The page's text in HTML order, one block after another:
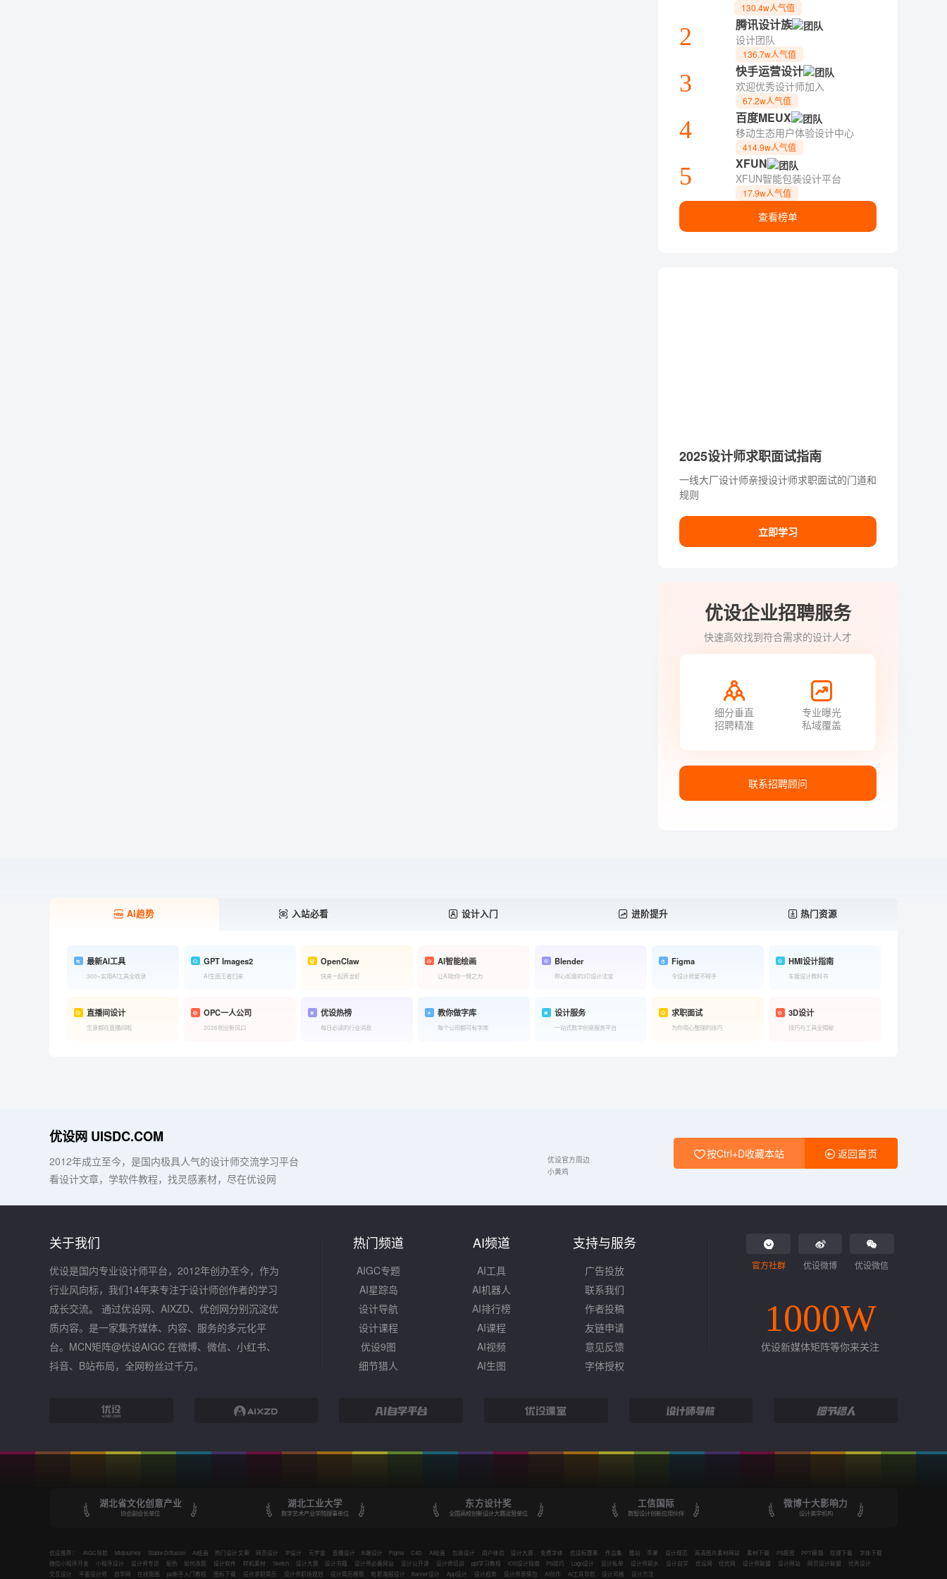
130.4w人气值
2 腾讯设计族
设计团队
136.7w人气值
3 快手运营设计
欢迎优秀设计师加入
67.2w人气值
4 百度MEUX
移动生态用户体验设计中心
414.9w人气值
5 XFUN
XFUN智能包装设计平台
17.9w人气值
查看榜单
2025设计师求职面试指南
一线大厂设计师亲授设计师求职面试的门道和
规则
立即学习
优设企业招聘服务
快速高效找到符合需求的设计人才
细分垂直
招聘精准
专业曝光
私域覆盖
联系招聘顾问
AI趋势 入站必看 设计入门 进阶提升 热门资源
最新AI工具
300+实用AI工具全收录
GPT Images2
AI生图王者归来
OpenClaw
快来一起养龙虾
AI智能绘画
让AI助你一臂之力
Blender
称心如意的3D设计法宝
Figma
令设计师爱不释手
HMI设计指南
车载设计教科书
直播间设计
生意都在直播间啦
OPC一人公司
2026创业新风口
优设热榜
每日必读的行业消息
教你做字库
每个公司都可有字库
设计服务
一站式数字创意服务平台
求职面试
为你用心整理的技巧
3D设计
技巧与工具全揭秘
优设网 UISDC.COM
2012年成立至今，是国内极具人气的设计师交流学习平台
看设计文章，学软件教程，找灵感素材，尽在优设网
按Ctrl+D收藏本站 返回首页
优设官方周边
小黄鸡
关于我们
优设是国内专业设计师平台，2012年创办至今，作为
行业风向标，我们14年来专注于设计师创作者的学习
成长交流。 通过优设网、AIXZD、优创网分别沉淀优
质内容。是一家集齐媒体、内容、服务的多元化平
台。MCN矩阵@优设AIGC 在微博、微信、小红书、
抖音、B站布局，全网粉丝过千万。
热门频道
AIGC专题
AI星踪岛
设计导航
设计课程
优设9图
细节猎人
AI频道
AI工具
AI机器人
AI排行榜
AI课程
AI视频
AI生图
支持与服务
广告投放
联系我们
作者投稿
友链申请
意见反馈
字体授权
官方社群 优设微博 优设微信
1000W
优设新媒体矩阵等你来关注
湖北省文化创意产业
协会副会长单位
湖北工业大学
数字艺术产业学院理事单位
东方设计奖
全国高校创新设计大赛运营单位
工信国际
数智设计创新应用伙伴
微博十大影响力
设计美学机构
优设推荐： AIGC导航 Midjourney Stable Diffusion AI绘画 热门设计文章 网页设计 IP设计 元宇宙 直播设计 B端设计 Figma C4D AI绘画 包装设计 用户体验 设计大赛 免费字体 优设标题黑 作品集 酷站 苹果 设计规范 高清图片素材网站 素材下载 PS抠图 PPT模版 纹理下载
字体下载
微信小程序开发
小程序设计 设计师专访 配色 如何改版 设计软件 样机素材 Sketch 设计大赛 设计书籍 设计师必备网站 设计公开课 设计师培训 ppt学习教程 iOS设计指南 PS技巧 Logo设计 设计私单 设计师薪水 设计自学 优设网 优优网 设计师联盟 设计网站 网页设计联盟
优秀设计
交互设计
平面设计师 自学网 在线抠图 ps新手入门教程 图标下载 设计求职简历 设计师职场规划 设计简历模版 电影海报设计 Banner设计 App设计 设计趋势 设计师表情包 AI创作 AI工具导航 设计风格 设计方法